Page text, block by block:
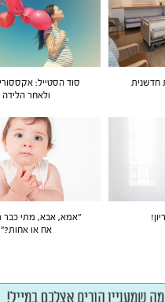
חדשנית
סוד הסטייל:
ולאחר הלידה
"אמא, אבא, מתי כבר
אח או אחות?"